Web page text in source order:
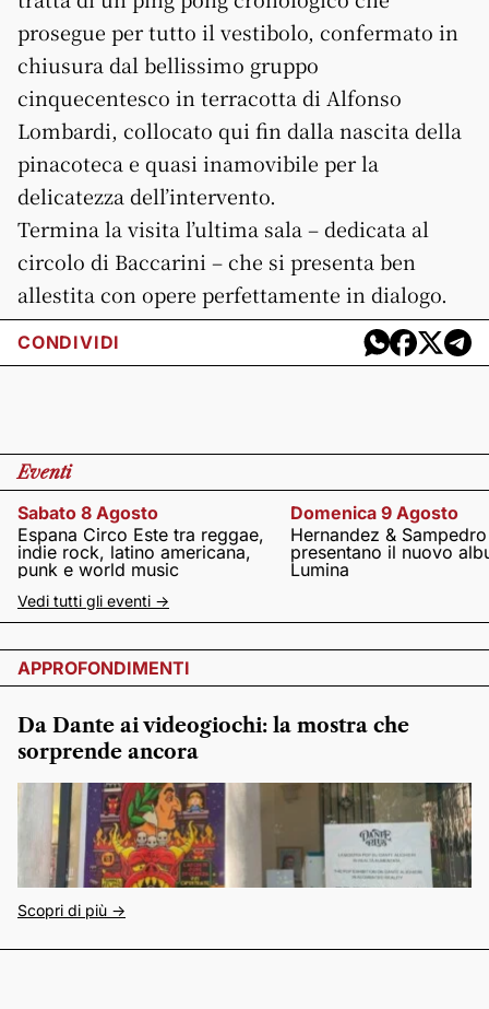
prosegue per tutto il vestibolo, confermato in
chiusura dal bellissimo gruppo
cinquecentesco in terracotta di Alfonso
Lombardi, collocato qui fin dalla nascita della
pinacoteca e quasi inamovibile per la
delicatezza dell’intervento.
Termina la visita l’ultima sala – dedicata al
circolo di Baccarini – che si presenta ben
allestita con opere perfettamente in dialogo.
CONDIVIDI
Eventi
Sabato 8 Agosto
Espana Circo Este tra reggae,
indie rock, latino americana,
punk e world music
Domenica 9 Agosto
Hernandez & Sampedro
presentano il nuovo
Lumina
Vedi tutti gli eventi ->
APPROFONDIMENTI
Da Dante ai videogiochi: la mostra che
sorprende ancora
Scopri di più ->